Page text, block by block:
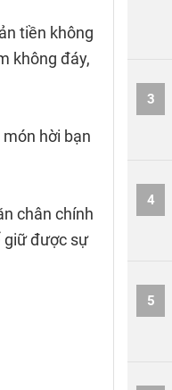
tiền không
không đáy,
hời bạn
chân chính
giữ được sự
3
4
5